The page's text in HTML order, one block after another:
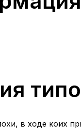
в ходе коих